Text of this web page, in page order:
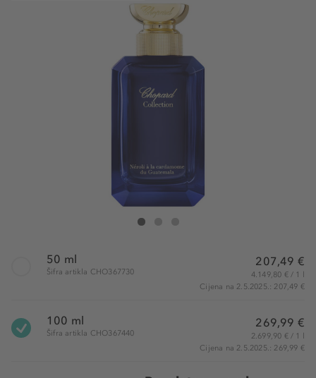
Chopard Néroli A La Cardamomedu Guatemala Eau
50 ml
Šifra artikla CHO367730
207,49 €
4.149,80 € / 1 l
Cijena na 2.5.2025.: 207,49 €
100 ml
Šifra artikla CHO367440
269,99 €
2.699,90 € / 1 l
Cijena na 2.5.2025.: 269,99 €